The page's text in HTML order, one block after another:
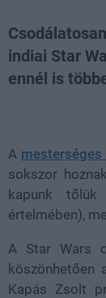
indiai Star
ennél is
A
sokszor
kapunk
értelmében),
A Star Wars
köszönhetően
Kapás Zsolt